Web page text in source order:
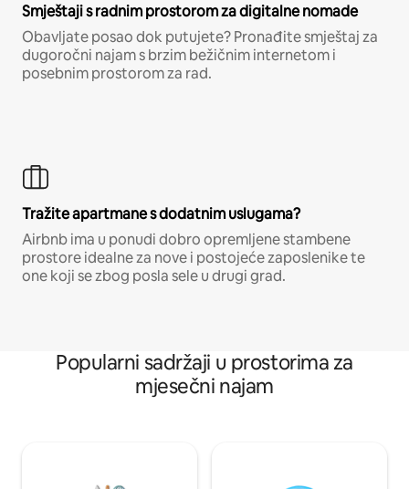
Smještaji s radnim prostorom za digitalne nomade
Obavljate posao dok putujete? Pronađite smještaj za
dugoročni najam s brzim bežičnim internetom i
posebnim prostorom za rad.
Tražite apartmane s dodatnim uslugama?
Airbnb ima u ponudi dobro opremljene stambene
prostore idealne za nove i postojeće zaposlenike te
one koji se zbog posla sele u drugi grad.
Popularni sadržaji u prostorima za
mjesečni najam